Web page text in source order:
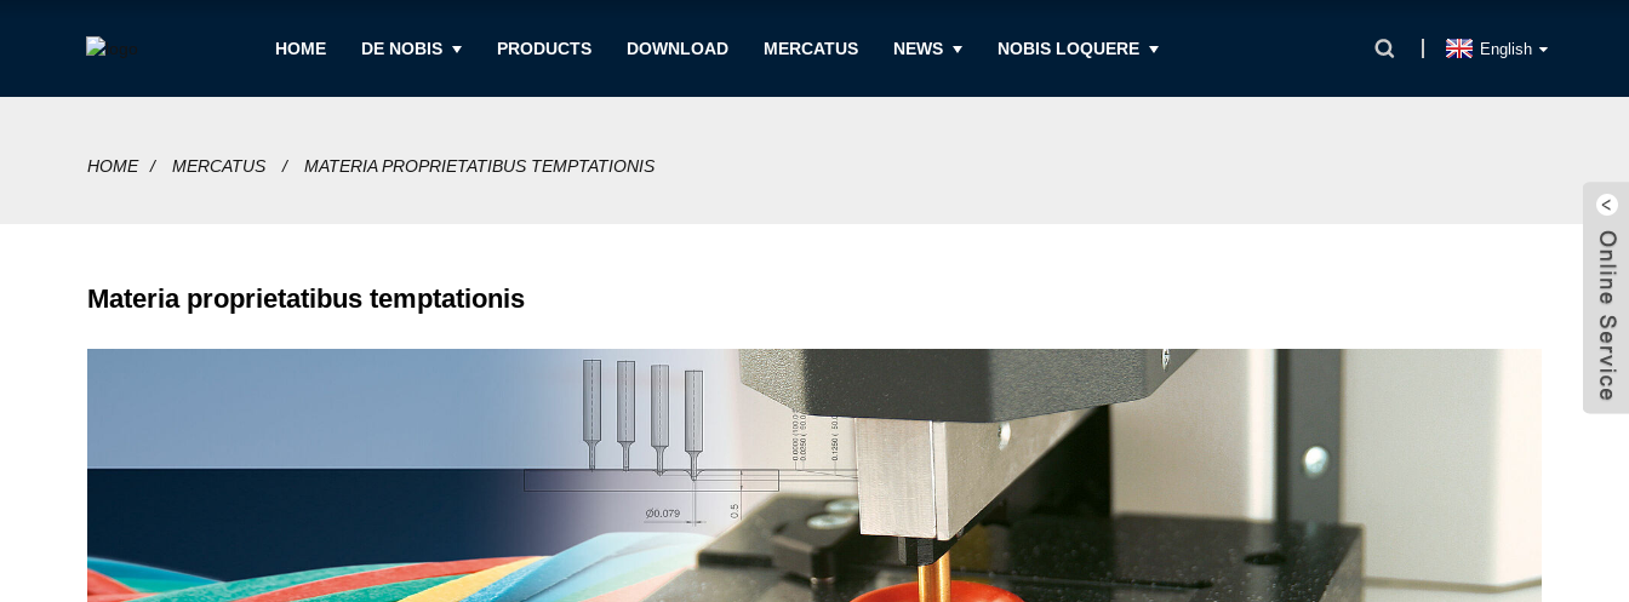
HOME DE NOBIS PRODUCTS DOWNLOAD MERCATUS NEWS NOBIS LOQUERE English
HOME MERCATUS MATERIA PROPRIETATIBUS TEMPTATIONIS
Materia proprietatibus temptationis